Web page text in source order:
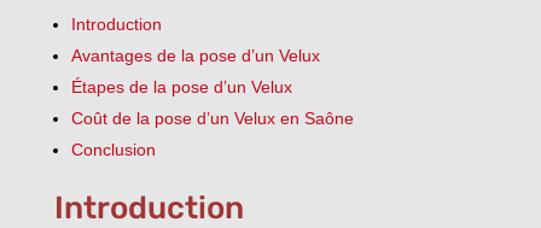
Introduction
Avantages de la pose d’un Velux
Étapes de la pose d’un Velux
Coût de la pose d’un Velux en Saône
Conclusion
Introduction